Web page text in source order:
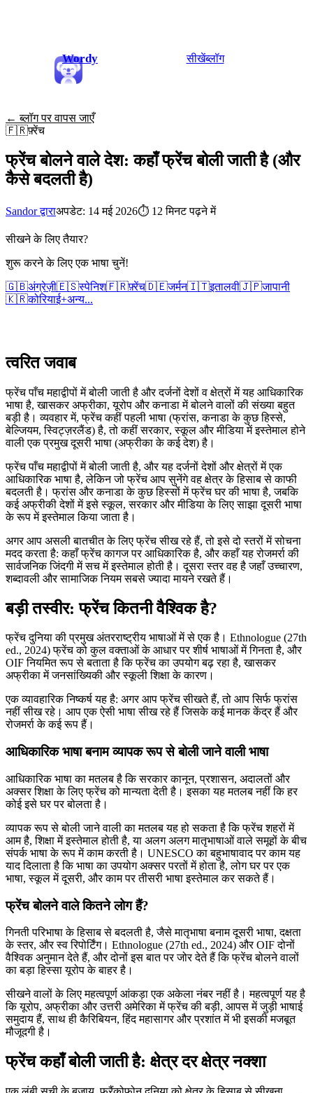
Wordy सीखेंब्लॉग
← ब्लॉग पर वापस जाएँ
🇫🇷फ़्रेंच
फ्रेंच बोलने वाले देश: कहाँ फ्रेंच बोली जाती है (और
कैसे बदलती है)
Sandor द्वाराअपडेट: 14 मई 2026⏱ 12 मिनट पढ़ने में
सीखने के लिए तैयार?
शुरू करने के लिए एक भाषा चुनें!
🇬🇧अंग्रेज़ी🇪🇸स्पेनिश🇫🇷फ़्रेंच🇩🇪जर्मन🇮🇹इतालवी🇯🇵जापानी
🇰🇷कोरियाई+अन्य...
त्वरित जवाब
फ्रेंच पाँच महाद्वीपों में बोली जाती है और दर्जनों देशों व क्षेत्रों में यह आधिकारिक
भाषा है, खासकर अफ्रीका, यूरोप और कनाडा में बोलने वालों की संख्या बहुत
बड़ी है। व्यवहार में, फ्रेंच कहीं पहली भाषा (फ्रांस, कनाडा के कुछ हिस्से,
बेल्जियम, स्विट्ज़रलैंड) है, तो कहीं सरकार, स्कूल और मीडिया में इस्तेमाल होने
वाली एक प्रमुख दूसरी भाषा (अफ्रीका के कई देश) है।
फ्रेंच पाँच महाद्वीपों में बोली जाती है, और यह दर्जनों देशों और क्षेत्रों में एक
आधिकारिक भाषा है, लेकिन जो फ्रेंच आप सुनेंगे वह क्षेत्र के हिसाब से काफी
बदलती है। फ्रांस और कनाडा के कुछ हिस्सों में फ्रेंच घर की भाषा है, जबकि
कई अफ्रीकी देशों में इसे स्कूल, सरकार और मीडिया के लिए साझा दूसरी भाषा
के रूप में इस्तेमाल किया जाता है।
अगर आप असली बातचीत के लिए फ्रेंच सीख रहे हैं, तो इसे दो स्तरों में सोचना
मदद करता है: कहाँ फ्रेंच कागज पर आधिकारिक है, और कहाँ यह रोजमर्रा की
सार्वजनिक जिंदगी में सच में इस्तेमाल होती है। दूसरा स्तर वह है जहाँ उच्चारण,
शब्दावली और सामाजिक नियम सबसे ज्यादा मायने रखते हैं।
बड़ी तस्वीर: फ्रेंच कितनी वैश्विक है?
फ्रेंच दुनिया की प्रमुख अंतरराष्ट्रीय भाषाओं में से एक है। Ethnologue (27th
ed., 2024) फ्रेंच को कुल वक्ताओं के आधार पर शीर्ष भाषाओं में गिनता है, और
OIF नियमित रूप से बताता है कि फ्रेंच का उपयोग बढ़ रहा है, खासकर
अफ्रीका में जनसांख्यिकी और स्कूली शिक्षा के कारण।
एक व्यावहारिक निष्कर्ष यह है: अगर आप फ्रेंच सीखते हैं, तो आप सिर्फ फ्रांस
नहीं सीख रहे। आप एक ऐसी भाषा सीख रहे हैं जिसके कई मानक केंद्र हैं और
रोजमर्रा के कई रूप हैं।
आधिकारिक भाषा बनाम व्यापक रूप से बोली जाने वाली भाषा
आधिकारिक भाषा का मतलब है कि सरकार कानून, प्रशासन, अदालतों और
अक्सर शिक्षा के लिए फ्रेंच को मान्यता देती है। इसका यह मतलब नहीं कि हर
कोई इसे घर पर बोलता है।
व्यापक रूप से बोली जाने वाली का मतलब यह हो सकता है कि फ्रेंच शहरों में
आम है, शिक्षा में इस्तेमाल होती है, या अलग अलग मातृभाषाओं वाले समूहों के बीच
संपर्क भाषा के रूप में काम करती है। UNESCO का बहुभाषावाद पर काम यह
याद दिलाता है कि भाषा का उपयोग अक्सर परतों में होता है, लोग घर पर एक
भाषा, स्कूल में दूसरी, और काम पर तीसरी भाषा इस्तेमाल कर सकते हैं।
फ्रेंच बोलने वाले कितने लोग हैं?
गिनती परिभाषा के हिसाब से बदलती है, जैसे मातृभाषा बनाम दूसरी भाषा, दक्षता
के स्तर, और स्व रिपोर्टिंग। Ethnologue (27th ed., 2024) और OIF दोनों
वैश्विक अनुमान देते हैं, और दोनों इस बात पर जोर देते हैं कि फ्रेंच बोलने वालों
का बड़ा हिस्सा यूरोप के बाहर है।
सीखने वालों के लिए महत्वपूर्ण आंकड़ा एक अकेला नंबर नहीं है। महत्वपूर्ण यह है
कि यूरोप, अफ्रीका और उत्तरी अमेरिका में फ्रेंच की बड़ी, आपस में जुड़ी भाषाई
समुदाय हैं, साथ ही कैरिबियन, हिंद महासागर और प्रशांत में भी इसकी मजबूत
मौजूदगी है।
फ्रेंच कहाँ बोली जाती है: क्षेत्र दर क्षेत्र नक्शा